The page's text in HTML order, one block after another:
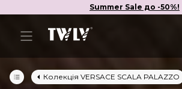
Summer Sale до -50%!
Колекція VERSACE SCALA PALAZZO